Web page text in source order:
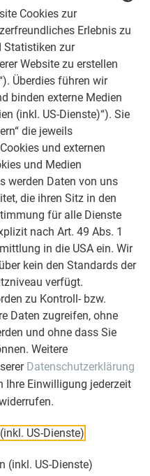
Cookies zur
Erlebnis zu
Statistiken zur
Website zu erstellen
Überdies führen wir
binden externe Medien
(inkl. US-Dienste)“). Sie
die jeweils
und externen
und Medien
werden Daten von uns
die ihren Sitz in den
für alle Dienste
nach Art. 49 Abs. 1
in die USA ein. Wir
kein den Standards der
verfügt.
zu Kontroll- bzw.
Daten zugreifen, ohne
und ohne dass Sie
Weitere
Datenschutzerklärung
Ihre Einwilligung jederzeit
US-Dienste)
(inkl. US-Dienste)